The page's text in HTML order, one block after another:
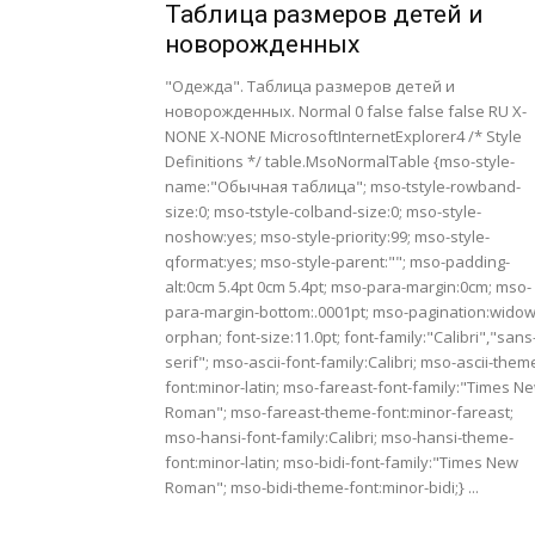
Таблица размеров детей и
новорожденных
"Одежда". Таблица размеров детей и
новорожденных. Normal 0 false false false RU X-
NONE X-NONE MicrosoftInternetExplorer4 /* Style
Definitions */ table.MsoNormalTable {mso-style-
name:"Обычная таблица"; mso-tstyle-rowband-
size:0; mso-tstyle-colband-size:0; mso-style-
noshow:yes; mso-style-priority:99; mso-style-
qformat:yes; mso-style-parent:""; mso-padding-
alt:0cm 5.4pt 0cm 5.4pt; mso-para-margin:0cm; mso-
para-margin-bottom:.0001pt; mso-
orphan; font-size:11.0pt; font-
serif"; mso-ascii-font-family:Calibri; mso-ascii-
font:minor-latin; mso-fareast-font-family:"Times
Roman"; mso-fareast-theme-font:minor-fareast;
mso-hansi-font-family:Calibri; mso-hansi-theme-
font:minor-latin; mso-bidi-font-family:"Times New
Roman"; mso-bidi-theme-font:minor-bidi;} ...